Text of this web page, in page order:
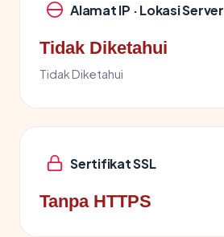
Alamat IP · Lokasi Server
Tidak Diketahui
Tidak Diketahui
Sertifikat SSL
Tanpa HTTPS